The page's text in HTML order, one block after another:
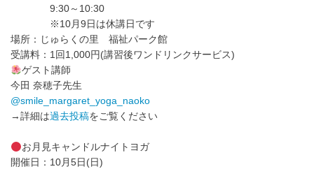
9:30～10:30
※10月9日は休講日です
場所：じゅらくの里 福祉パーク館
受講料：1回1,000円(講習後ワンドリンクサービス)
ゲスト講師
今田 奈穂子先生
@smile_margaret_yoga_naoko
→詳細は過去投稿をご覧ください
お月見キャンドルナイトヨガ
開催日：10月5日(日)